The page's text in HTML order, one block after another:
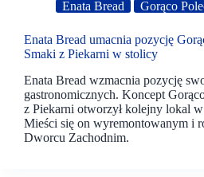
Enata Bread Gorąco
Enata Bread umacnia pozycję
Smaki z Piekarni w stolicy
Enata Bread wzmacnia pozycję
gastronomicznych. Koncept
z Piekarni otworzył kolejny lokal
Mieści się on wyremontowanym i
Dworcu Zachodnim.